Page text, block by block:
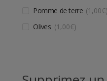
Pomme de terre
1,00€
Olives 1,00€